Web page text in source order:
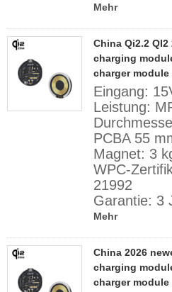
Mehr
China Qi2.2 QI2
charging
charger module
Eingang:
Leistung:
PCBA 55
Magnet: 3
WPC-
21992
Garantie: 3
Mehr
China 2026
charging
charger module